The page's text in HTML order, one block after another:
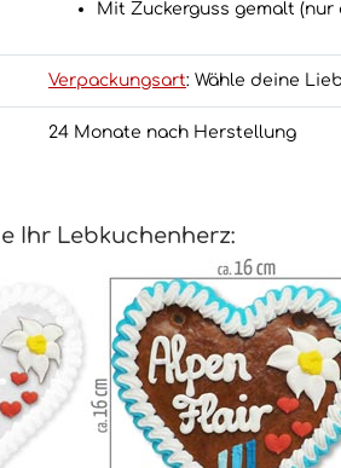
Mit Zuckerguss gemalt (nur
Verpackungsart: Wähle deine
24 Monate nach Herstellung
Ihr Lebkuchenherz: